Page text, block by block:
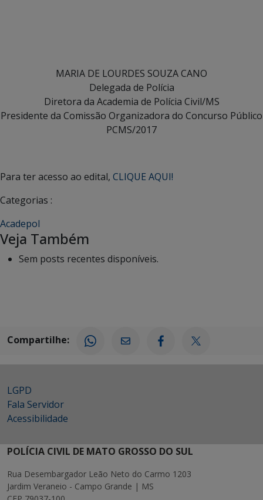
MARIA DE LOURDES SOUZA CANO
Delegada de Polícia
Diretora da Academia de Polícia Civil/MS
Presidente da Comissão Organizadora do Concurso Público
PCMS/2017
Para ter acesso ao edital, CLIQUE AQUI!
Categorias :
Acadepol
Veja Também
Sem posts recentes disponíveis.
Compartilhe:
LGPD
Fala Servidor
Acessibilidade
POLÍCIA CIVIL DE MATO GROSSO DO SUL
Rua Desembargador Leão Neto do Carmo 1203
Jardim Veraneio - Campo Grande | MS